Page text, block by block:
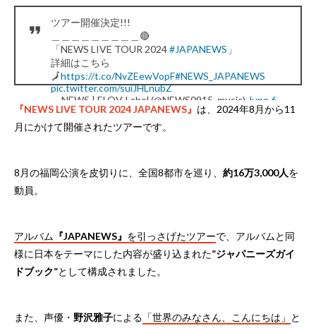
ツアー開催決定!!!
＿＿＿＿＿＿＿＿＿🔴
「NEWS LIVE TOUR 2024#JAPANEWS 」
詳細はこちら
🗾https://t.co/NvZEewVopF#NEWS_JAPANEWS
pic.twitter.com/suiJHLnubZ
— NEWS | ELOV-Label (@NEWS0915_music) June 6,
2024
『NEWS LIVE TOUR 2024 JAPANEWS』 は、2024年8月から11
月にかけて開催されたツアーです。
8月の福岡公演を皮切りに、全国8都市を巡り、 約16万3,000人を
動員。
アルバム 『JAPANEWS』 を引っさげたツアーで、アルバムと同
様に日本をテーマにした内容が盛り込まれた”ジャパニーズガイ
ドブック”として構成されました。
また、声優・ 野沢雅子による 「世界のみなさん、こんにちは」 と